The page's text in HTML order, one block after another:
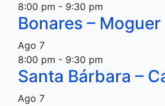
8:00 pm - 9:30 pm
Bonares – Moguer
Ago 7
8:00 pm - 9:30 pm
Santa Bárbara –
Ago 7